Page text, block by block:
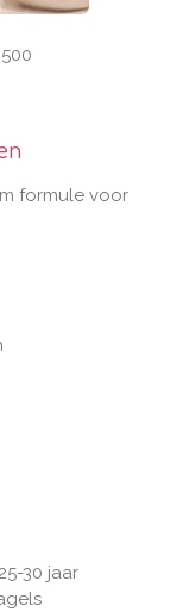
formule voor
30 jaar